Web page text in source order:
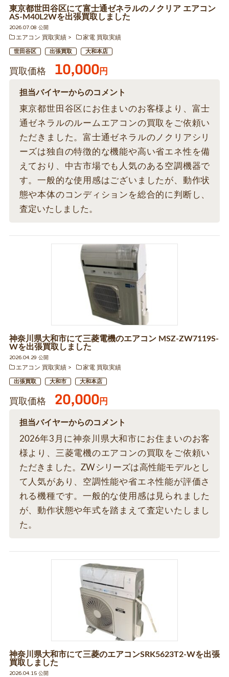
東京都世田谷区にて富士通ゼネラルのノクリア エアコン
AS-M40L2Wを出張買取しました
2026.07.08 公開
エアコン 買取実績
家電 買取実績
世田谷区 出張買取 大和本店
買取価格 10,000円
担当バイヤーからのコメント
東京都世田谷区にお住まいのお客様より、富士
通ゼネラルのルームエアコンの買取をご依頼い
ただきました。富士通ゼネラルのノクリアシリ
ーズは独自の特徴的な機能や高い省エネ性を備
えており、中古市場でも人気のある空調機器で
す。一般的な使用感はございましたが、動作状
態や本体のコンディションを総合的に判断し、
査定いたしました。
神奈川県大和市にて三菱電機のエアコン MSZ-ZW7119S-
Wを出張買取しました
2026.04.29 公開
エアコン 買取実績
家電 買取実績
出張買取 大和市 大和本店
買取価格 20,000円
担当バイヤーからのコメント
2026年3月に神奈川県大和市にお住まいのお客
様より、三菱電機のエアコンの買取をご依頼い
ただきました。ZWシリーズは高性能モデルとし
て人気があり、空調性能や省エネ性能が評価さ
れる機種です。一般的な使用感は見られました
が、動作状態や年式を踏まえて査定いたしまし
た。
神奈川県大和市にて三菱のエアコンSRK5623T2-Wを出張
買取しました
2026.04.15 公開